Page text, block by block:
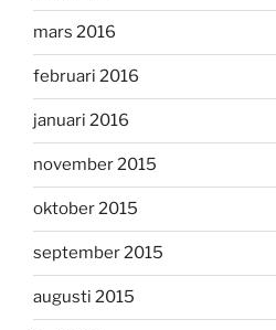
mars 2016
februari 2016
januari 2016
november 2015
oktober 2015
september 2015
augusti 2015